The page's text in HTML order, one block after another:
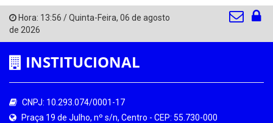
Hora: 13:56 /Quinta-Feira, 06 de agosto
de 2026
INSTITUCIONAL
CNPJ: 10.293.074/0001-17
Praça 19 de Julho, nº s/n, Centro - CEP: 55.730-000